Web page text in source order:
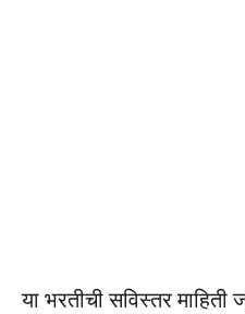
या भरतीची सविस्तर माहिती